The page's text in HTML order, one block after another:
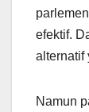
efektif.
alternatif
Namun